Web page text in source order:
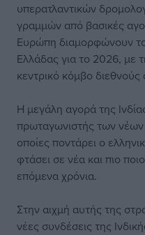
υπερατλαντικών
γραμμών από βασικές
Ευρώπη διαμορφώνουν
Ελλάδας για το 2026, με
κεντρικό κόμβο
Η μεγάλη αγορά της
πρωταγωνιστής των
οποίες ποντάρει ο
φτάσει σε νέα και πιο
επόμενα χρόνια.
Στην αιχμή αυτής της
νέες συνδέσεις της